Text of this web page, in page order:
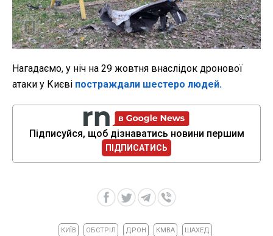
Нагадаємо, у ніч на 29 жовтня внаслідок дронової
атаки у Києві постраждали шестеро людей.
Підписуйся, щоб дізнаватись новини першим
ПІДПИСАТИСЬ
КИЇВ ОБСТРІЛ ДРОН КМВА ШАХЕД